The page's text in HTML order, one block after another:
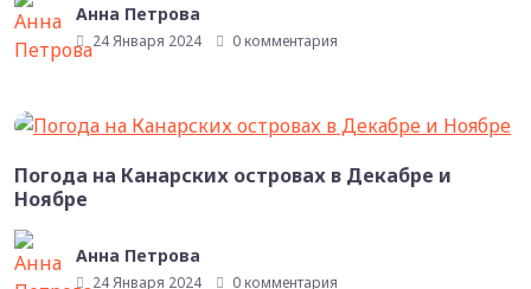
Анна Петрова
24 Января 2024 0 комментария
Погода на Канарских островах в Декабре и
Ноябре
Анна Петрова
24 Января 2024 0 комментария